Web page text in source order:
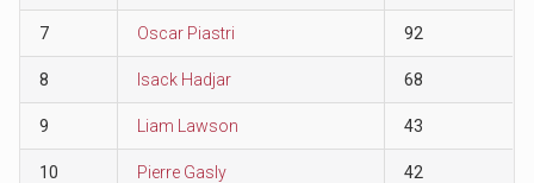
7 Oscar Piastri 92
8 Isack Hadjar 68
9 Liam Lawson 43
10 Pierre Gasly 42